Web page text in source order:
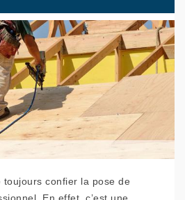
confier la pose de